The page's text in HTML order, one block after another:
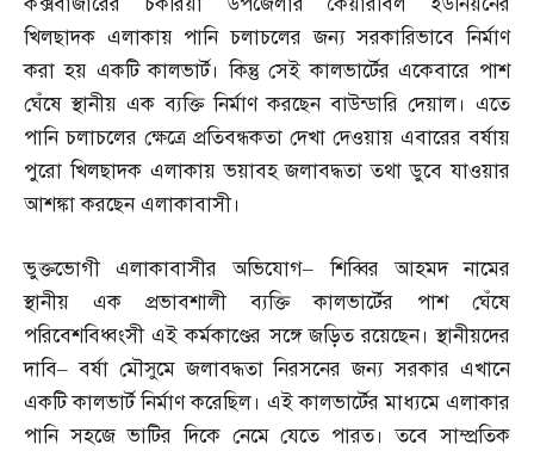
খিলছাদক এলাকায় পানি চলাচলের জন্য সরকারিভাবে নির্মাণ
করা হয় একটি কালভার্ট। কিন্তু সেই কালভার্টের একেবারে পাশ
ঘেঁষে স্থানীয় এক ব্যক্তি নির্মাণ করছেন বাউন্ডারি দেয়াল। এতে
পানি চলাচলের ক্ষেত্রে প্রতিবন্ধকতা দেখা দেওয়ায় এবারের বর্ষায়
পুরো খিলছাদক এলাকায় ভয়াবহ জলাবদ্ধতা তথা ডুবে যাওয়ার
আশঙ্কা করছেন এলাকাবাসী।
ভুক্তভোগী এলাকাবাসীর অভিযোগ–শিব্বির আহমদ নামের
স্থানীয় এক প্রভাবশালী ব্যক্তি কালভার্টের পাশ ঘেঁষে
পরিবেশবিধ্বংসী এই কর্মকাণ্ডের সঙ্গে জড়িত রয়েছেন। স্থানীয়দের
দাবি–বর্ষা মৌসুমে জলাবদ্ধতা নিরসনের জন্য সরকার এখানে
একটি কালভার্ট নির্মাণ করেছিল। এই কালভার্টের মাধ্যমে এলাকার
পানি সহজে ভাটির দিকে নেমে যেতে পারত। তবে সাম্প্রতিক